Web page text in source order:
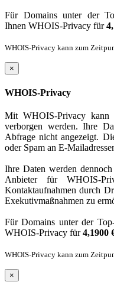
Für Domains unter der
Ihnen WHOIS-Privacy für
WHOIS-Privacy kann zum
×
WHOIS-Privacy
Mit WHOIS-Privacy kann
verborgen werden. Ihre
Abfrage nicht angezeigt.
oder Spam an E-
Ihre Daten werden
Anbieter für WHOIS-
Kontaktaufnahmen durch
Exekutivmaßnahmen zu
Für Domains unter der
WHOIS-Privacy für4,1900
WHOIS-Privacy kann zum
×